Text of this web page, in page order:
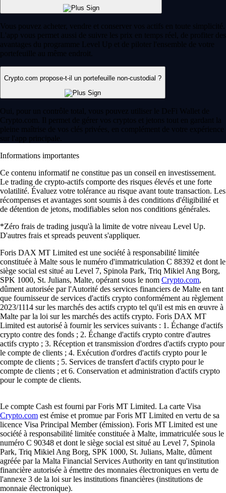
Vous pouvez acheter, vendre et conserver vos actifs en toute simplicité.
L'app vous permet aussi de suivre les prix en temps réel, de profiter des
avantages du programme Level Up et de piloter l'ensemble de votre
portefeuille au même endroit.
Crypto.com propose-t-il un portefeuille non-custodial ?
Oui, pour un contrôle total, vous pouvez utiliser le DeFi Wallet de
Crypto.com. Il permet de gérer vos cryptos et jetons tout en gardant la
pleine maîtrise de vos clés privées, en complément de votre expérience
sur l'app principale.
Informations importantes
Ce contenu informatif ne constitue pas un conseil en investissement.
Le trading de crypto-actifs comporte des risques élevés et une forte
volatilité. Évaluez votre tolérance au risque avant toute transaction. Les
récompenses et avantages sont soumis à des conditions d'éligibilité et
de détention de jetons, modifiables selon nos conditions générales.
*Zéro frais de trading jusqu'à la limite de votre niveau Level Up.
D'autres frais et spreads peuvent s'appliquer.
Foris DAX MT Limited est une société à responsabilité limitée
constituée à Malte sous le numéro d'immatriculation C 88392 et dont le
siège social est situé au Level 7, Spinola Park, Triq Mikiel Ang Borg,
SPK 1000, St. Julians, Malte, opérant sous le nom Crypto.com,
dûment autorisée par l'Autorité des services financiers de Malte en tant
que fournisseur de services d'actifs crypto conformément au règlement
2023/1114 sur les marchés des actifs crypto tel qu'il est mis en œuvre à
Malte par la loi sur les marchés des actifs crypto. Foris DAX MT
Limited est autorisé à fournir les services suivants : 1. Échange d'actifs
crypto contre des fonds ; 2. Échange d'actifs crypto contre d'autres
actifs crypto ; 3. Réception et transmission d'ordres d'actifs crypto pour
le compte de clients ; 4. Exécution d'ordres d'actifs crypto pour le
compte de clients ; 5. Services de transfert d'actifs crypto pour le
compte de clients ; et 6. Conservation et administration d'actifs crypto
pour le compte de clients.
Le compte Cash est fourni par Foris MT Limited. La carte Visa
Crypto.com est émise et promue par Foris MT Limited en vertu de sa
licence Visa Principal Member (émission). Foris MT Limited est une
société à responsabilité limitée constituée à Malte, immatriculée sous le
numéro C 90348 et dont le siège social est situé au Level 7, Spinola
Park, Triq Mikiel Ang Borg, SPK 1000, St. Julians, Malte, dûment
agréée par la Malta Financial Services Authority en tant qu'institution
financière autorisée à émettre des monnaies électroniques en vertu de
l'annexe 3 de la loi sur les institutions financières (institutions de
monnaie électronique).